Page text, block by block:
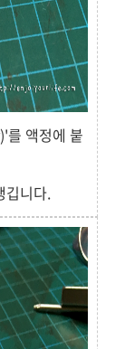
액정에 붙
깁니다.